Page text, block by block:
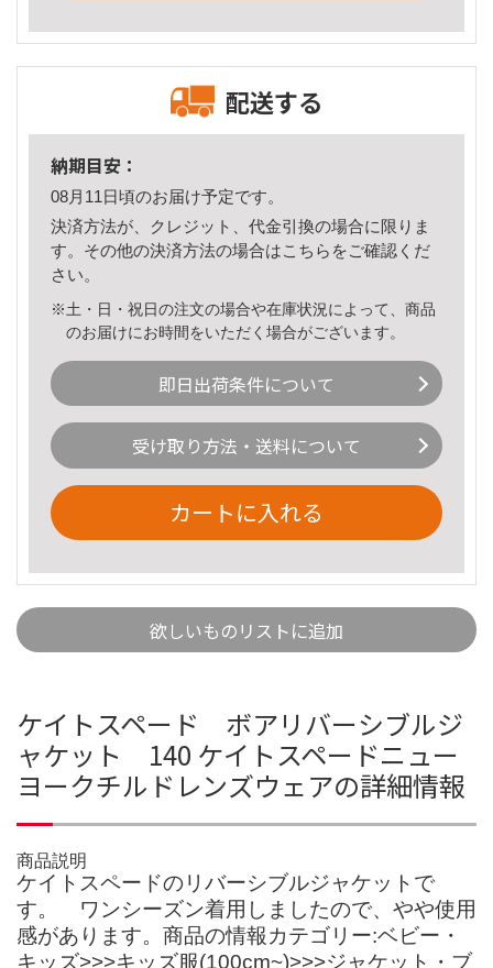
配送する
納期目安：
08月11日頃のお届け予定です。
決済方法が、クレジット、代金引換の場合に限りま
す。その他の決済方法の場合はこちら をご確認くだ
さい。
※土・日・祝日の注文の場合や在庫状況によって、商品
のお届けにお時間をいただく場合がございます。
即日出荷条件について
受け取り方法・送料について
カートに入れる
欲しいものリストに追加
ケイトスペード ボアリバーシブルジ
ャケット 140 ケイトスペードニュー
ヨークチルドレンズウェアの詳細情報
商品説明
ケイトスペードのリバーシブルジャケットで
す。 ワンシーズン着用しましたので、やや使用
感があります。商品の情報カテゴリー:ベビー・
キッズ>>>キッズ服(100cm~)>>>ジャケット・ブ